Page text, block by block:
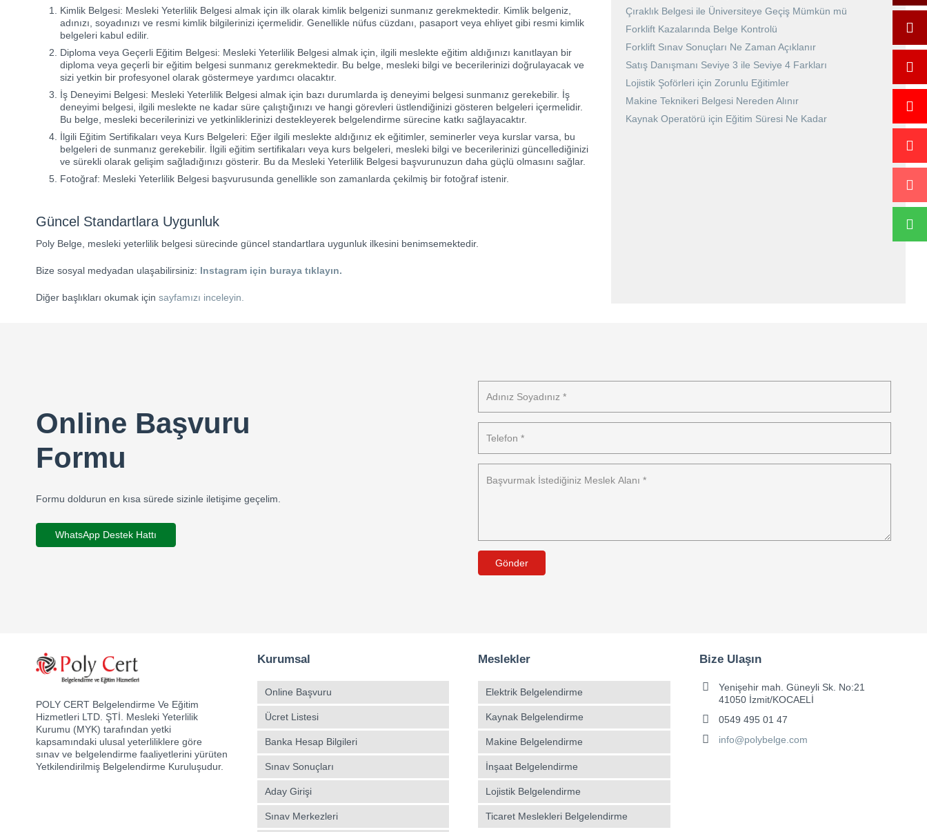
Kimlik Belgesi: Mesleki Yeterlilik Belgesi almak için ilk olarak kimlik belgenizi sunmanız gerekmektedir. Kimlik belgeniz,
adınızı, soyadınızı ve resmi kimlik bilgilerinizi içermelidir. Genellikle nüfus cüzdanı, pasaport veya ehliyet gibi resmi kimlik
belgeleri kabul edilir.
Diploma veya Geçerli Eğitim Belgesi: Mesleki Yeterlilik Belgesi almak için, ilgili meslekte eğitim aldığınızı kanıtlayan bir
diploma veya geçerli bir eğitim belgesi sunmanız gerekmektedir. Bu belge, mesleki bilgi ve becerilerinizi doğrulayacak ve
sizi yetkin bir profesyonel olarak göstermeye yardımcı olacaktır.
İş Deneyimi Belgesi: Mesleki Yeterlilik Belgesi almak için bazı durumlarda iş deneyimi belgesi sunmanız gerekebilir. İş
deneyimi belgesi, ilgili meslekte ne kadar süre çalıştığınızı ve hangi görevleri üstlendiğinizi gösteren belgeleri içermelidir.
Bu belge, mesleki becerilerinizi ve yetkinliklerinizi destekleyerek belgelendirme sürecine katkı sağlayacaktır.
İlgili Eğitim Sertifikaları veya Kurs Belgeleri: Eğer ilgili meslekte aldığınız ek eğitimler, seminerler veya kurslar varsa, bu
belgeleri de sunmanız gerekebilir. İlgili eğitim sertifikaları veya kurs belgeleri, mesleki bilgi ve becerilerinizi güncellediğinizi
ve sürekli olarak gelişim sağladığınızı gösterir. Bu da Mesleki Yeterlilik Belgesi başvurunuzun daha güçlü olmasını sağlar.
Fotoğraf: Mesleki Yeterlilik Belgesi başvurusunda genellikle son zamanlarda çekilmiş bir fotoğraf istenir.
Güncel Standartlara Uygunluk
Poly Belge, mesleki yeterlilik belgesi sürecinde güncel standartlara uygunluk ilkesini benimsemektedir.
Bize sosyal medyadan ulaşabilirsiniz: Instagram için buraya tıklayın.
Diğer başlıkları okumak için sayfamızı inceleyin.
Çıraklık Belgesi ile Üniversiteye Geçiş Mümkün mü
Forklift Kazalarında Belge Kontrolü
Forklift Sınav Sonuçları Ne Zaman Açıklanır
Satış Danışmanı Seviye 3 ile Seviye 4 Farkları
Lojistik Şoförleri için Zorunlu Eğitimler
Makine Teknikeri Belgesi Nereden Alınır
Kaynak Operatörü için Eğitim Süresi Ne Kadar
Online Başvuru
Formu
Formu doldurun en kısa sürede sizinle iletişime geçelim.
WhatsApp Destek Hattı
Gönder
POLY CERT Belgelendirme Ve Eğitim
Hizmetleri LTD. ŞTİ. Mesleki Yeterlilik
Kurumu (MYK) tarafından yetki
kapsamındaki ulusal yeterliliklere göre
sınav ve belgelendirme faaliyetlerini yürüten
Yetkilendirilmiş Belgelendirme Kuruluşudur.
Kurumsal
Online Başvuru
Ücret Listesi
Banka Hesap Bilgileri
Sınav Sonuçları
Aday Girişi
Sınav Merkezleri
Meslekler
Elektrik Belgelendirme
Kaynak Belgelendirme
Makine Belgelendirme
İnşaat Belgelendirme
Lojistik Belgelendirme
Ticaret Meslekleri Belgelendirme
Bize Ulaşın
Yenişehir mah. Güneyli Sk. No:21
41050 İzmit/KOCAELİ
0549 495 01 47
info@polybelge.com